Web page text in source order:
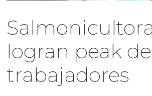
logran peak de
trabajadores